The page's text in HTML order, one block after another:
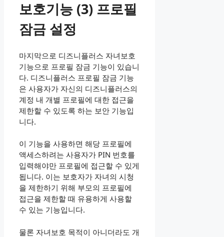
보호기능 (3) 프로필
잠금 설정
마지막으로 디즈니플러스 자녀보호
기능으로 프로필 잠금 기능이 있습니
다. 디즈니플러스 프로필 잠금 기능
은 사용자가 자신의 디즈니플러스의
계정 내 개별 프로필에 대한 접근을
제한할 수 있도록 하는 보안 기능입
니다.
이 기능을 사용하면 해당 프로필에
액세스하려는 사용자가 PIN 번호를
입력해야만 프로필에 접근할 수 있게
됩니다. 이는 보호자가 자녀의 시청
을 제한하기 위해 부모의 프로필에
접근을 제한할 때 유용하게 사용할
수 있는 기능입니다.
물론 자녀보호 목적이 아니더라도 개